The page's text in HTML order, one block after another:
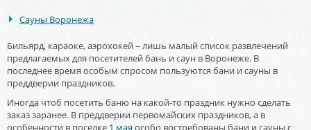
Сауны Воронежа
Бильярд, караоке, аэрохокей – лишь малый список развлечений
предлагаемых для посетителей бань и саун в Воронеже. В
последнее время особым спросом пользуются бани и сауны в
преддверии праздников.
Иногда чтоб посетить баню на какой-то праздник нужно сделать
заказ заранее. В преддверии первомайских праздников, а в
особенности в поселке 1 маяособо востребованы бани и сауны с